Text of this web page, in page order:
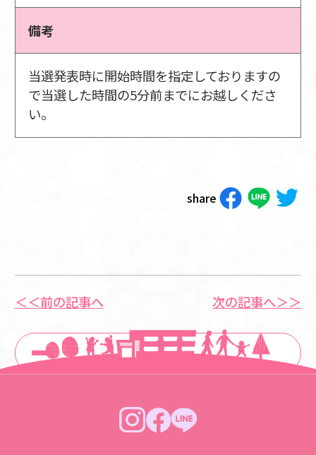
備考
当選発表時に開始時間を指定しておりますの
で当選した時間の5分前までにお越しくださ
い。
share
＜＜前の記事へ
一覧に戻る
次の記事へ＞＞